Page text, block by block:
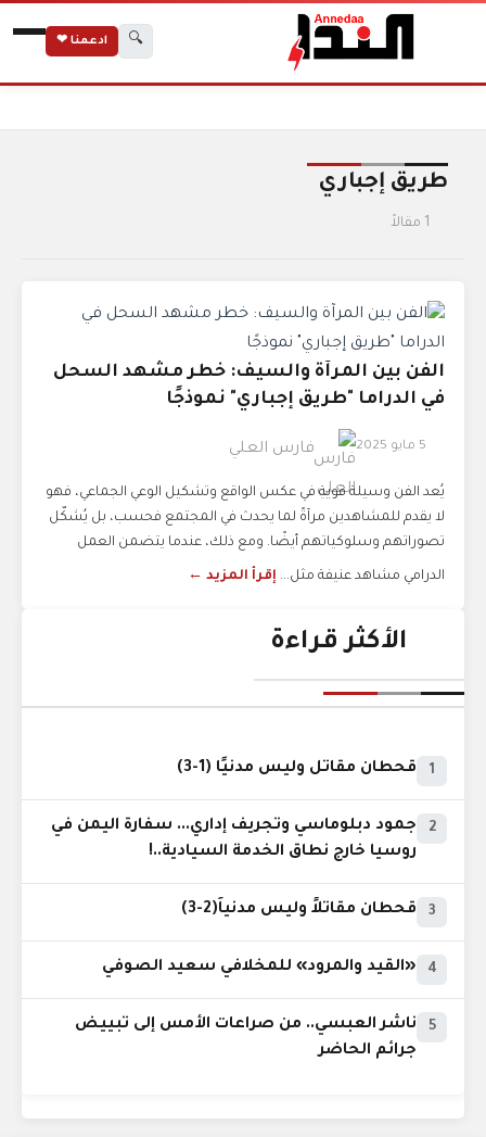
🔍 ادعمنا ❤
طريق إجباري
1 مقالاً
الفن بين المرآة والسيف: خطر مشهد السحل
في الدراما "طريق إجباري" نموذجًا
5 مايو 2025 فارس العلي
يُعد الفن وسيلة قوية في عكس الواقع وتشكيل الوعي الجماعي، فهو
لا يقدم للمشاهدين مرآةً لما يحدث في المجتمع فحسب، بل يُشكّل
تصوراتهم وسلوكياتهم أيضًا. ومع ذلك، عندما يتضمن العمل
الدرامي مشاهد عنيفة مثل... إقرأ المزيد ←
الأكثر قراءة
1 قحطان مقاتل وليس مدنيًا (1-3)
2
جمود دبلوماسي وتجريف إداري... سفارة اليمن في
روسيا خارج نطاق الخدمة السيادية..!
3 قحطان مقاتلاً وليس مدنياً(2-3)
4 «القيد والمرود» للمخلافي سعيد الصوفي
5
ناشر العبسي.. من صراعات الأمس إلى تبييض
جرائم الحاضر